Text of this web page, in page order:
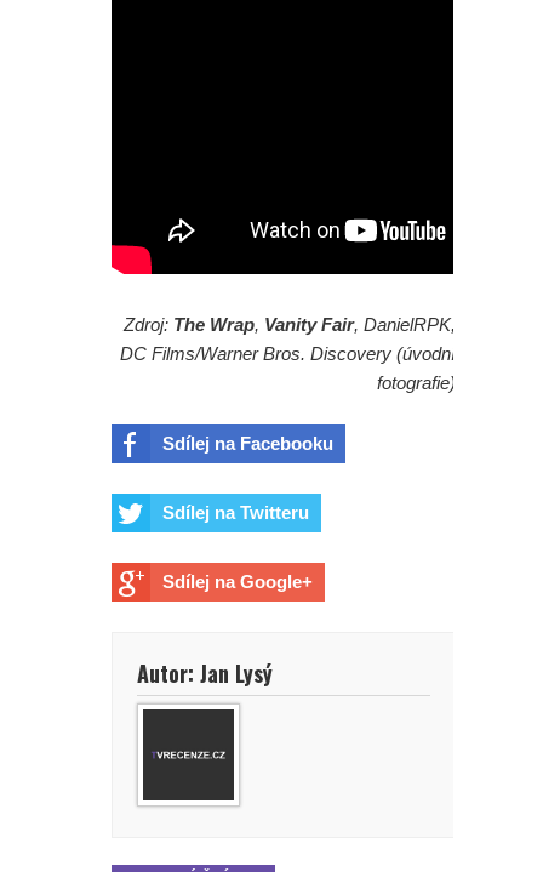
Zdroj: The Wrap, Vanity Fair, DanielRPK,
DC Films/Warner Bros. Discovery (úvodní
fotografie)
Sdílej na Facebooku
Sdílej na Twitteru
Sdílej na Google+
Autor: Jan Lysý